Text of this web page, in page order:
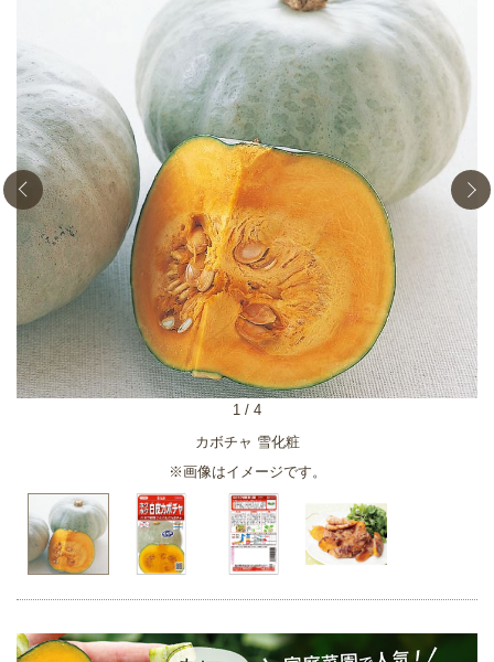
カボチャ 雪化粧
※画像はイメージです。
1 / 4